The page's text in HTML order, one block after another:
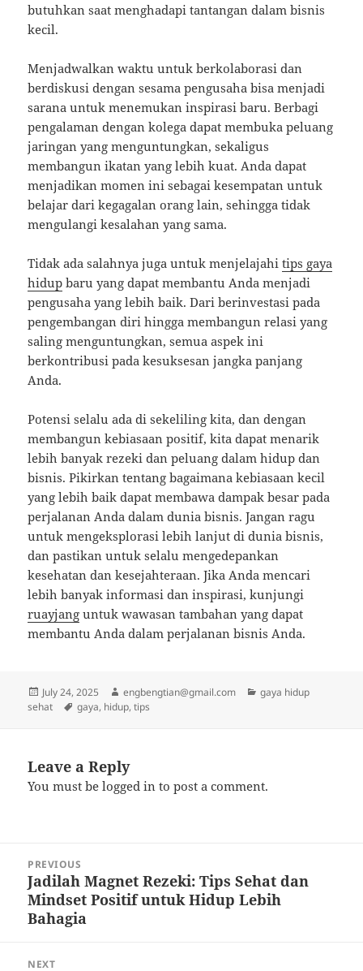
butuhkan saat menghadapi tantangan dalam bisnis
kecil.
Menjadwalkan waktu untuk berkolaborasi dan
berdiskusi dengan sesama pengusaha bisa menjadi
sarana untuk menemukan inspirasi baru. Berbagi
pengalaman dengan kolega dapat membuka peluang
jaringan yang menguntungkan, sekaligus
membangun ikatan yang lebih kuat. Anda dapat
menjadikan momen ini sebagai kesempatan untuk
belajar dari kegagalan orang lain, sehingga tidak
mengulangi kesalahan yang sama.
Tidak ada salahnya juga untuk menjelajahitips gaya
hidup baru yang dapat membantu Anda menjadi
pengusaha yang lebih baik. Dari berinvestasi pada
pengembangan diri hingga membangun relasi yang
saling menguntungkan, semua aspek ini
berkontribusi pada kesuksesan jangka panjang
Anda.
Potensi selalu ada di sekeliling kita, dan dengan
membangun kebiasaan positif, kita dapat menarik
lebih banyak rezeki dan peluang dalam hidup dan
bisnis. Pikirkan tentang bagaimana kebiasaan kecil
yang lebih baik dapat membawa dampak besar pada
perjalanan Anda dalam dunia bisnis. Jangan ragu
untuk mengeksplorasi lebih lanjut di dunia bisnis,
dan pastikan untuk selalu mengedepankan
kesehatan dan kesejahteraan. Jika Anda mencari
lebih banyak informasi dan inspirasi, kunjungi
ruayjang untuk wawasan tambahan yang dapat
membantu Anda dalam perjalanan bisnis Anda.
Posted
on
July 24, 2025 Author
engbengtian@gmail.com Categories
gaya hidup
sehat
Tags
gaya, hidup,tips
Leave a Reply
You must belogged in to post a comment.
navigation
PREVIOUS
Previous
post:
Jadilah Magnet Rezeki: Tips Sehat dan
Mindset Positif untuk Hidup Lebih
Bahagia
NEXT